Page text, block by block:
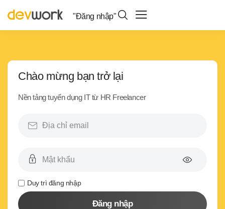
"Đăng nhập"
Chào mừng bạn trở lại
Nền tảng tuyển dụng IT từ HR Freelancer
Duy trì đăng nhập
Đăng nhập